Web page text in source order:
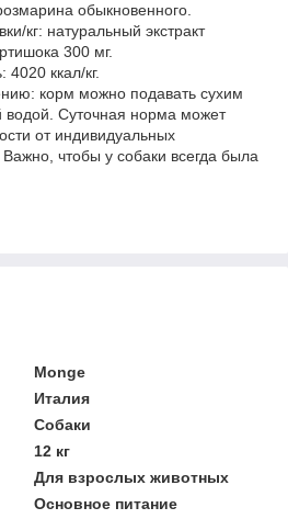
обыкновенного.
кг: натуральный экстракт
300 мг.
4020 ккал/кг.
корм можно подавать сухим
Суточная норма может
от индивидуальных
чтобы у собаки всегда была
Monge
Италия
Собаки
12 кг
Для взрослых животных
Основное питание